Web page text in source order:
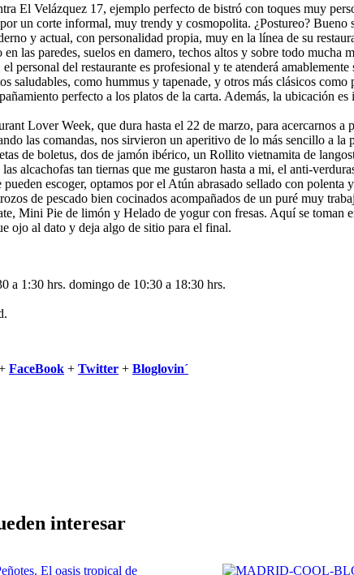
El Velázquez 17, ejemplo perfecto de bistró con toques muy
un corte informal, muy trendy y cosmopolita. ¿Postureo? Bueno
y actual, con personalidad propia, muy en la línea de su
las paredes, suelos en damero, techos altos y sobre todo
personal del restaurante es profesional y te atenderá
saludables, como hummus y tapenade, y otros más clásicos
perfecto a los platos de la carta. Además, la ubicación
Lover Week, que dura hasta el 22 de marzo, para acercarnos
las comandas, nos sirvieron un aperitivo de lo más sencillo a
de boletus, dos de jamón ibérico, un Rollito vietnamita de
alcachofas tan tiernas que me gustaron hasta a mi, el anti-
escoger, optamos por el Atún abrasado sellado con
de pescado bien cocinados acompañados de un puré muy
Mini Pie de limón y Helado de yogur con fresas. Aquí se toman
ojo al dato y deja algo de sitio para el final.
a 1:30 hrs. domingo de 10:30 a 18:30 hrs.
FaceBook + Twitter + Bloglovin´
interesar